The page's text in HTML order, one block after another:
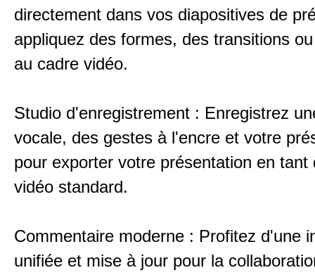
directement dans vos diapositives de
appliquez des formes, des transitions
au cadre vidéo.
Studio d'enregistrement : Enregistrez
vocale, des gestes à l'encre et votre
pour exporter votre présentation en tant
vidéo standard.
Commentaire moderne : Profitez d'une
unifiée et mise à jour pour la